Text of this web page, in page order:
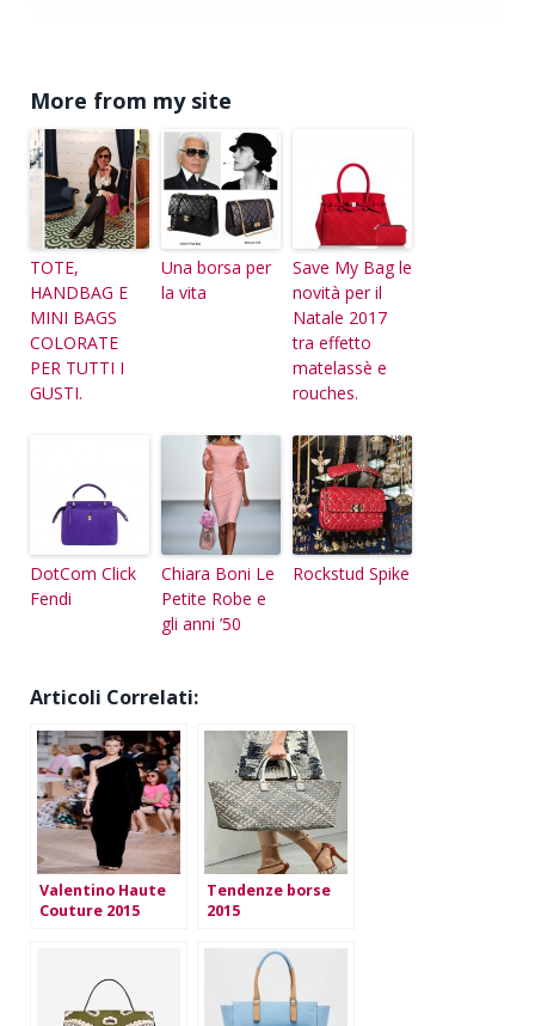
More from my site
TOTE,
HANDBAG E
MINI BAGS
COLORATE
PER TUTTI I
GUSTI.
Una borsa per
la vita
Save My Bag le
novità per il
Natale 2017
tra effetto
matelassè e
rouches.
DotCom Click
Fendi
Chiara Boni Le
Petite Robe e
gli anni ’50
Rockstud Spike
Articoli Correlati:
Valentino Haute
Couture 2015
Tendenze borse
2015